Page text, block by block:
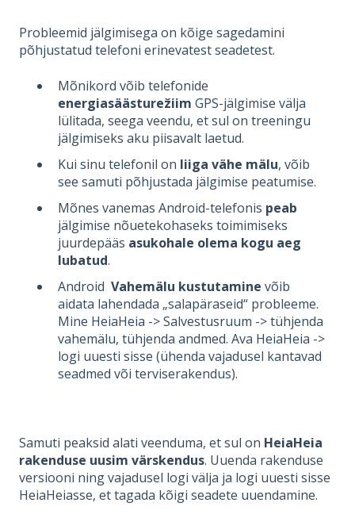
Probleemid jälgimisega on kõige sagedamini
põhjustatud telefoni erinevatest seadetest.
Mõnikord võib telefonide
energiasäästurežiim GPS-jälgimise välja
lülitada, seega veendu, et sul on treeningu
jälgimiseks aku piisavalt laetud.
Kui sinu telefonil on liiga vähe mälu, võib
see samuti põhjustada jälgimise peatumise.
Mõnes vanemas Android-telefonis peab
jälgimise nõuetekohaseks toimimiseks
juurdepääs asukohale olema kogu aeg
lubatud.
Android Vahemälu kustutamine võib
aidata lahendada „salapäraseid“ probleeme.
Mine HeiaHeia -> Salvestusruum -> tühjenda
vahemälu, tühjenda andmed. Ava HeiaHeia ->
logi uuesti sisse (ühenda vajadusel kantavad
seadmed või terviserakendus).
Samuti peaksid alati veenduma, et sul on HeiaHeia
rakenduse uusim värskendus. Uuenda rakenduse
versiooni ning vajadusel logi välja ja logi uuesti sisse
HeiaHeiasse, et tagada kõigi seadete uuendamine.